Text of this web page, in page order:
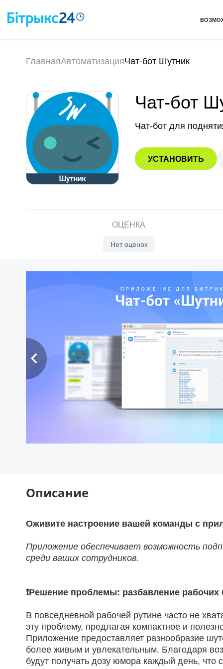
ГлавнаяАвтоматизацияЧат-бот Шутник
Чат-бот
Чат-бот для
УСТАНОВИТЬ
ОЦЕНКА
Нет оценок
Описание
Оживите настроение вашей команды с
Приложение обеспечивает возможность
среди ваших сотрудников.
❗Решение проблемы: разбавление
В повседневной рабочей рутине часто не
эту проблему, предлагая компактное и
Приложение предоставляет разнообразие
более живым и увлекательным. Благодаря
будут получать дозу юмора каждый день,